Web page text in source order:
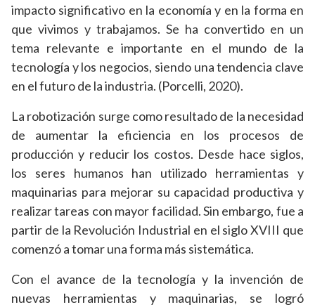
impacto significativo en la economía y en la forma en
que vivimos y trabajamos. Se ha convertido en un
tema relevante e importante en el mundo de la
tecnología y los negocios, siendo una tendencia clave
en el futuro de la industria. (Porcelli, 2020).
La robotización surge como resultado de la necesidad
de aumentar la eficiencia en los procesos de
producción y reducir los costos. Desde hace siglos,
los seres humanos han utilizado herramientas y
maquinarias para mejorar su capacidad productiva y
realizar tareas con mayor facilidad. Sin embargo, fue a
partir de la Revolución Industrial en el siglo XVIII que
comenzó a tomar una forma más sistemática.
Con el avance de la tecnología y la invención de
nuevas herramientas y maquinarias, se logró